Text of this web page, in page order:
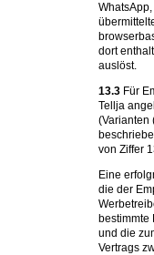
dort
auslöst.
13.3 Für
Tellja
(Varianten
von Ziffer
Eine
die der
bestimmte
und die
Vertrags